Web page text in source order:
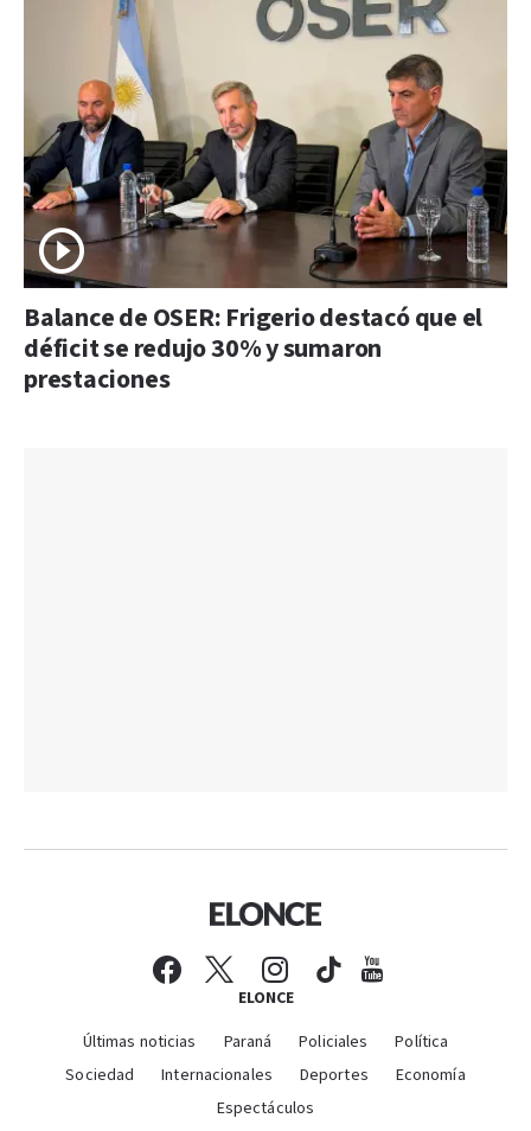
Balance de OSER: Frigerio destacó que el
déficit se redujo 30% y sumaron
prestaciones
ELONCE
Últimas noticias Paraná Policiales
Política
Sociedad
Internacionales Deportes
Economía
Espectáculos